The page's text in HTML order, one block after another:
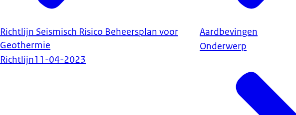
Richtlijn Seismisch Risico Beheersplan voor
Geothermie
Richtlijn11-04-2023
Aardbevingen
Onderwerp